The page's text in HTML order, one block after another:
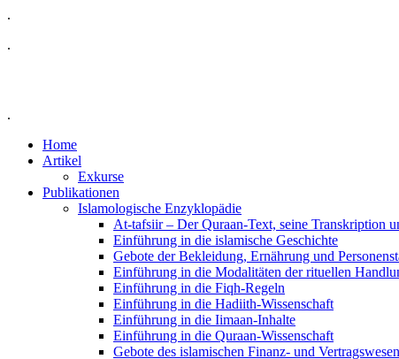
.
.
.
Home
Artikel
Exkurse
Publikationen
Islamologische Enzyklopädie
At-tafsiir – Der Quraan-Text, seine Transkription
Einführung in die islamische Geschichte
Gebote der Bekleidung, Ernährung und
Einführung in die Modalitäten der rituellen
Einführung in die Fiqh-Regeln
Einführung in die Hadiith-Wissenschaft
Einführung in die Iimaan-Inhalte
Einführung in die Quraan-Wissenschaft
Gebote des islamischen Finanz- und Vertragswesen